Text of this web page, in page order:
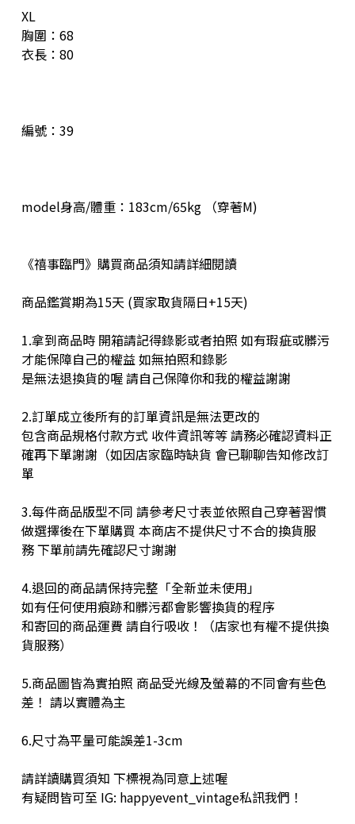
XL
胸圍：68
衣長：80
編號：39
model身高/體重：183cm/65kg （穿著M)
《禧事臨門》購買商品須知請詳細閱讀
商品鑑賞期為15天 (買家取貨隔日+15天)
1.拿到商品時 開箱請記得錄影或者拍照 如有瑕疵或髒污
才能保障自己的權益 如無拍照和錄影
是無法退換貨的喔 請自己保障你和我的權益謝謝
2.訂單成立後所有的訂單資訊是無法更改的
包含商品規格付款方式 收件資訊等等 請務必確認資料正
確再下單謝謝（如因店家臨時缺貨 會已聊聊告知修改訂
單
3.每件商品版型不同 請參考尺寸表並依照自己穿著習慣
做選擇後在下單購買 本商店不提供尺寸不合的換貨服
務 下單前請先確認尺寸謝謝
4.退回的商品請保持完整「全新並未使用」
如有任何使用痕跡和髒污都會影響換貨的程序
和寄回的商品運費 請自行吸收！（店家也有權不提供換
貨服務）
5.商品圖皆為實拍照 商品受光線及螢幕的不同會有些色
差！ 請以實體為主
6.尺寸為平量可能誤差1-3cm
請詳讀購買須知 下標視為同意上述喔
有疑問皆可至 IG: happyevent_vintage私訊我們！